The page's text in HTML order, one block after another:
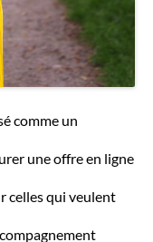
comme un
une offre en ligne
celles qui veulent